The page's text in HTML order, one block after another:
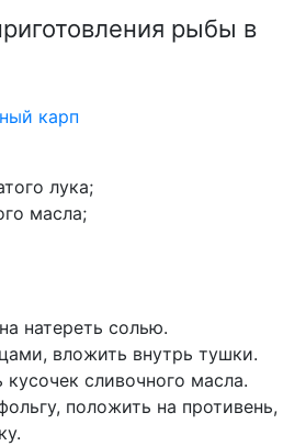
рыбы в
лука;
масла;
натереть солью.
вложить внутрь тушки.
сливочного масла.
положить на противень,